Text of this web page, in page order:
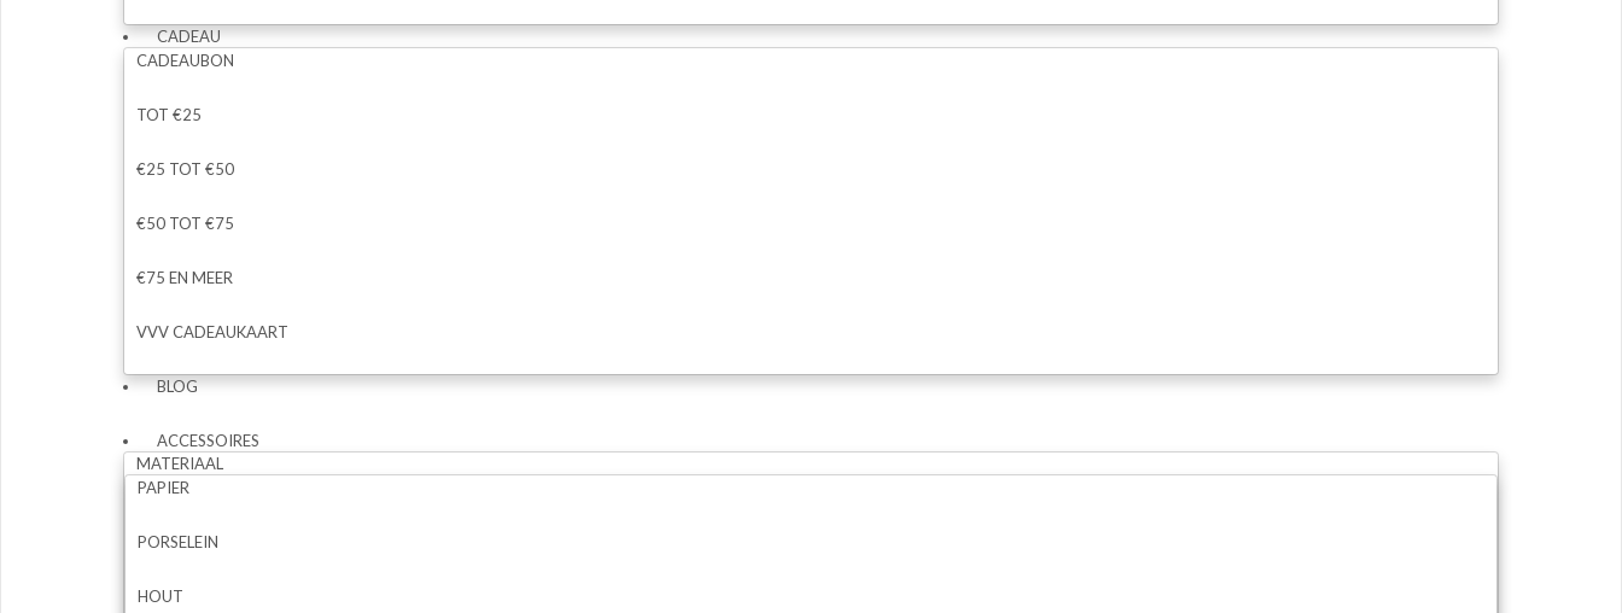
CADEAU
CADEAUBON
TOT €25
€25 TOT €50
€50 TOT €75
€75 EN MEER
VVV CADEAUKAART
BLOG
ACCESSOIRES
MATERIAAL
PAPIER
PORSELEIN
HOUT